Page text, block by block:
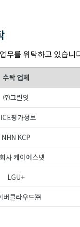
무를 위탁하고 있습니
수탁 업체
㈜그린잇
평가정보
NHN KCP
사 케이에스넷
LGU+
버클라우드㈜